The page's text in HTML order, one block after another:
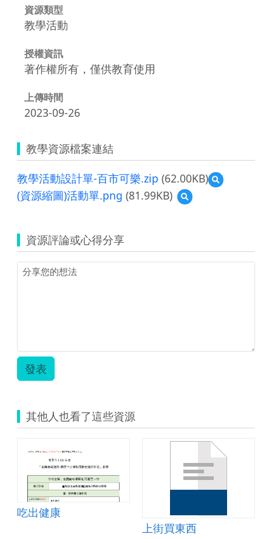
資源類型
教學活動
授權資訊
著作權所有，僅供教育使用
上傳時間
2023-09-26
教學資源檔案連結
教學活動設計單-百市可樂.zip (62.00KB)
預
覽
計
(資源縮圖)活動單.png (81.99KB)
預
覽
圖)
活
資源評論或心得分享
發表
其他人也看了這些資源
吃出健康
上街買東西